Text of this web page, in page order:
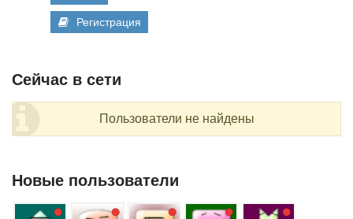
Регистрация
Сейчас в сети
Пользователи не найдены
Новые пользователи